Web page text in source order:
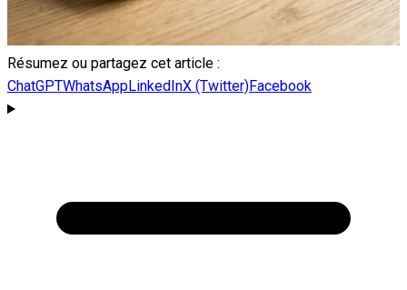
Résumez ou partagez cet article :
ChatGPTWhatsAppLinkedInX (Twitter)Facebook